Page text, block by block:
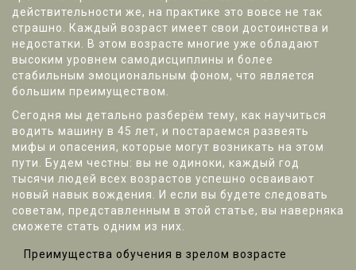
действительности же, на практике это вовсе не так
страшно. Каждый возраст имеет свои достоинства и
недостатки. В этом возрасте многие уже обладают
высоким уровнем самодисциплины и более
стабильным эмоциональным фоном, что является
большим преимуществом.
Сегодня мы детально разберём тему, как научиться
водить машину в 45 лет, и постараемся развеять
мифы и опасения, которые могут возникать на этом
пути. Будем честны: вы не одиноки, каждый год
тысячи людей всех возрастов успешно осваивают
новый навык вождения. И если вы будете следовать
советам, представленным в этой статье, вы наверняка
сможете стать одним из них.
Преимущества обучения в зрелом возрасте